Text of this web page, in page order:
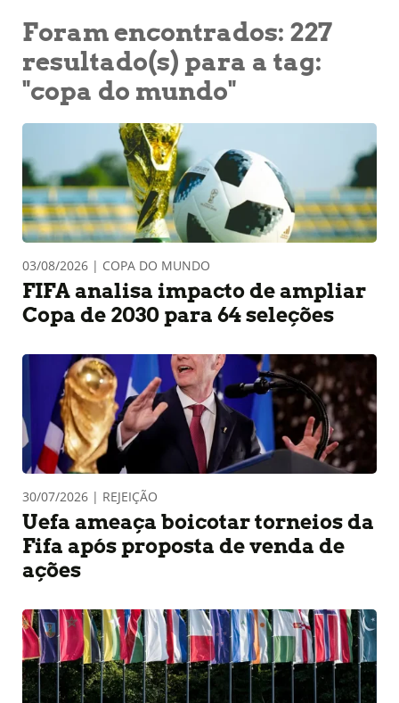
Foram encontrados: 227
resultado(s) para a tag:
"copa do mundo"
03/08/2026 | COPA DO MUNDO
FIFA analisa impacto de ampliar
Copa de 2030 para 64 seleções
30/07/2026 | REJEIÇÃO
Uefa ameaça boicotar torneios da
Fifa após proposta de venda de
ações